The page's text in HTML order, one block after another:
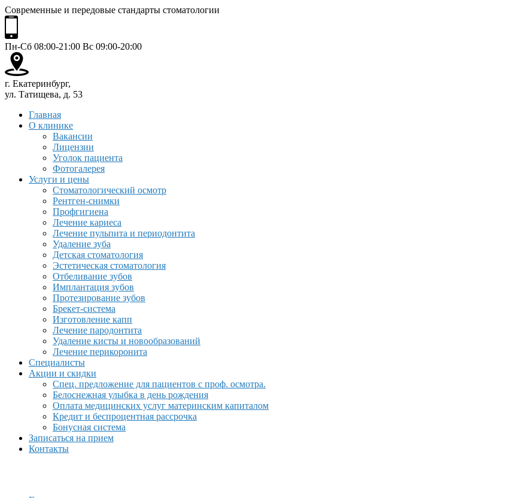
Современные и передовые стандарты стоматологии
Пн-Сб 08:00-21:00 Вс 09:00-20:00
г. Екатеринбург,
ул. Татищева, д. 53
Главная
О клинике
Вакансии
Лицензии
Уголок пациента
Фотогалерея
Услуги и цены
Стоматологический осмотр
Рентген-снимки
Профгигиена
Лечение кариеса
Лечение пульпита и периодонтита
Удаление зуба
Детская стоматология
Эстетическая стоматология
Отбеливание зубов
Имплантация зубов
Протезирование зубов
Брекет-система
Изготовление капп
Лечение пародонтита
Удаление кисты и новообразований
Лечение перикоронита
Специалисты
Акции и скидки
Спец. предложение для пациентов с проф. осмотра.
Белоснежная улыбка в день рождения
Оплата медицинских услуг материнским капиталом
Кредит и беспроцентная рассрочка
Бонусная система
Записаться на прием
Контакты